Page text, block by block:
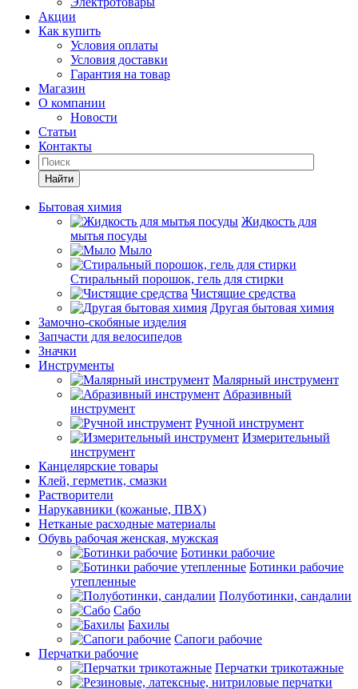
Акции
Как купить
Условия оплаты
Условия доставки
Гарантия на товар
Магазин
О компании
Новости
Статьи
Контакты
Найти
Бытовая химия
Жидкость для
мытья посуды
Мыло
Стиральный порошок, гель для стирки
Чистящие средства
Другая бытовая химия
Замочно-скобяные изделия
Запчасти для велосипедов
Значки
Инструменты
Малярный инструмент
Абразивный
инструмент
Ручной инструмент
Измерительный
инструмент
Канцелярские товары
Клей, герметик, смазки
Растворители
Нарукавники (кожаные, ПВХ)
Нетканые расходные материалы
Обувь рабочая женская, мужская
Ботинки рабочие
Ботинки рабочие
утепленные
Полуботинки, сандалии
Сабо
Бахилы
Сапоги рабочие
Перчатки рабочие
Перчатки трикотажные